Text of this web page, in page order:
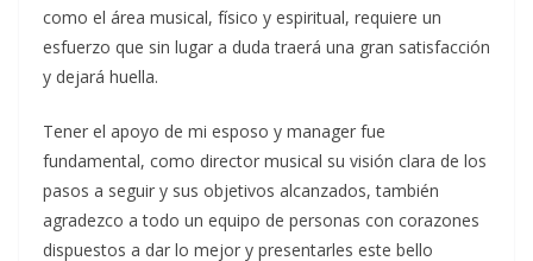
como el área musical, físico y espiritual, requiere un
esfuerzo que sin lugar a duda traerá una gran satisfacción
y dejará huella.
Tener el apoyo de mi esposo y manager fue
fundamental, como director musical su visión clara de los
pasos a seguir y sus objetivos alcanzados, también
agradezco a todo un equipo de personas con corazones
dispuestos a dar lo mejor y presentarles este bello